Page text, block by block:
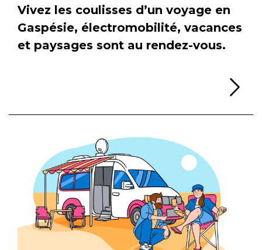
Vivez les coulisses d’un voyage en
Gaspésie, électromobilité, vacances
et paysages sont au rendez-vous.